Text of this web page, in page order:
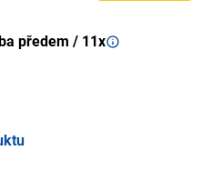
předem / 11x